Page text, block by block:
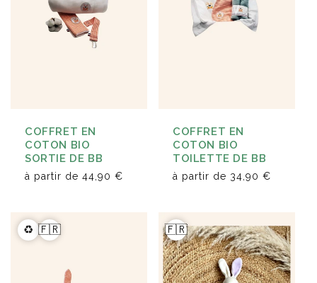
COFFRET EN
COTON BIO
SORTIE DE BB
à partir de 44,90 €
COFFRET EN
COTON BIO
TOILETTE DE BB
à partir de 34,90 €
♻️ 🇫🇷 🇫🇷